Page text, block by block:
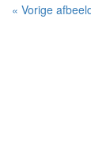
« Vorige